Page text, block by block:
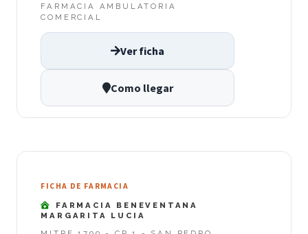
FARMACIA AMBULATORIA
COMERCIAL
Ver ficha
Como llegar
FICHA DE FARMACIA
FARMACIA BENEVENTANA
MARGARITA LUCIA